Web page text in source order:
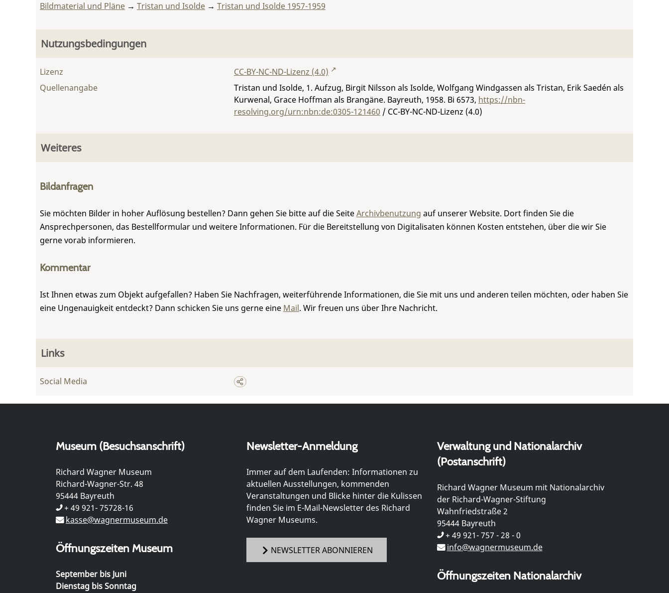
Bildmaterial und Pläne → Tristan und Isolde → Tristan und Isolde 1957-1959
Nutzungsbedingungen
Lizenz
CC-BY-NC-ND-Lizenz (4.0)
Quellenangabe
Tristan und Isolde, 1. Aufzug, Birgit Nilsson als Isolde, Wolfgang Windgassen als Tristan, Erik Saedén als
Kurwenal, Grace Hoffman als Brangäne. Bayreuth, 1958. Bi 6573, https://nbn-
resolving.org/urn:nbn:de:0305-121460 / CC-BY-NC-ND-Lizenz (4.0)
Weiteres
Bildanfragen
Sie möchten Bilder in hoher Auflösung bestellen? Dann gehen Sie bitte auf die SeiteArchivbenutzung auf unserer Website. Dort finden Sie die
Ansprechpersonen, das Bestellformular und weitere Informationen. Für die Bereitstellung von Digitalisaten können Kosten entstehen, über die wir Sie
gerne vorab informieren.
Kommentar
Ist Ihnen etwas zum Objekt aufgefallen? Haben Sie Nachfragen, weiterführende Informationen, die Sie mit uns und anderen teilen möchten, oder haben Sie
eine Ungenauigkeit entdeckt? Dann schicken Sie uns gerne eine Mail. Wir freuen uns über Ihre Nachricht.
Links
Social Media
Museum (Besuchsanschrift)
Richard Wagner Museum
Richard-Wagner-Str. 48
95444 Bayreuth
+ 49 921- 75728-16
kasse@wagnermuseum.de
Öffnungszeiten Museum
September bis Juni
Dienstag bis Sonntag
Newsletter-Anmeldung
Immer auf dem Laufenden: Informationen zu
aktuellen Ausstellungen, kommenden
Veranstaltungen und Blicke hinter die Kulissen
finden Sie im E-Mail-Newsletter des Richard
Wagner Museums.
NEWSLETTER ABONNIEREN
Verwaltung und Nationalarchiv
(Postanschrift)
Richard Wagner Museum mit Nationalarchiv
der Richard-Wagner-Stiftung
Wahnfriedstraße 2
95444 Bayreuth
+ 49 921- 757 - 28 - 0
info@wagnermuseum.de
Öffnungszeiten Nationalarchiv